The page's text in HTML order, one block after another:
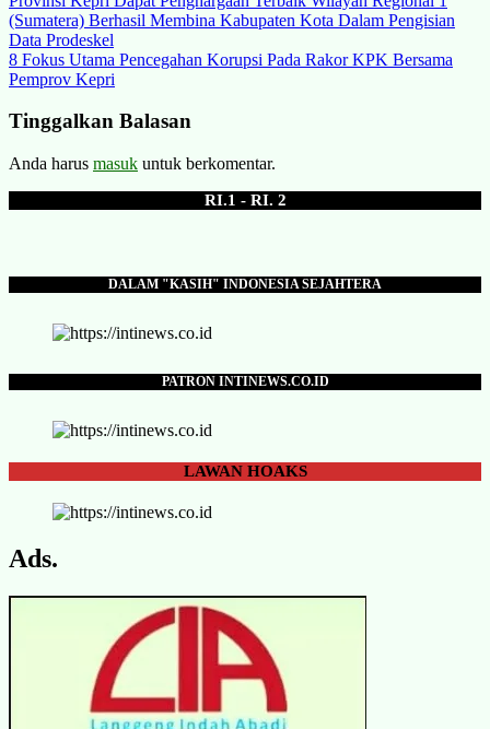
pos
(Sumatera) Berhasil Membina Kabupaten Kota Dalam Pengisian
Data Prodeskel
8 Fokus Utama Pencegahan Korupsi Pada Rakor KPK Bersama
Pemprov Kepri
Tinggalkan Balasan
Anda harus masuk untuk berkomentar.
RI.1 - RI. 2
DALAM "KASIH" INDONESIA SEJAHTERA
PATRON INTINEWS.CO.ID
LAWANHOAKS
Ads.